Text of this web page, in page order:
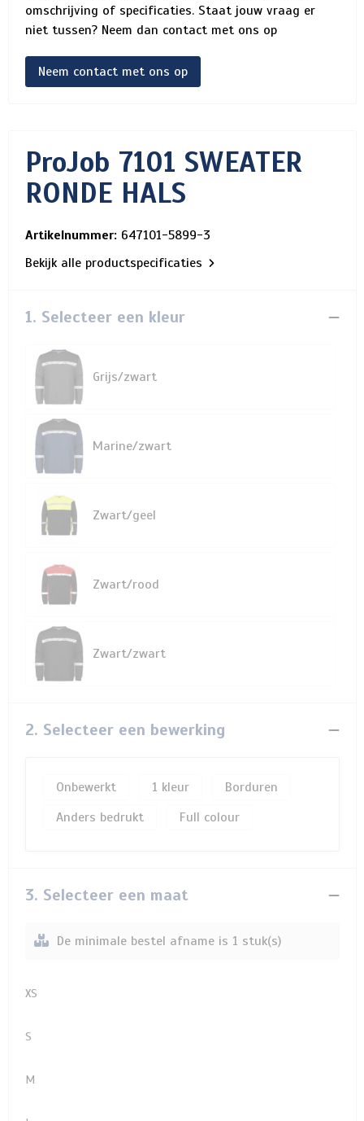
omschrijving of specificaties. Staat jouw vraag er
niet tussen? Neem dan contact met ons op
Neem contact met ons op
ProJob 7101 SWEATER
RONDE HALS
Artikelnummer: 647101-5899-3
Bekijk alle productspecificaties
1. Selecteer een kleur
Grijs/zwart
Marine/zwart
Zwart/geel
Zwart/rood
Zwart/zwart
2. Selecteer een bewerking
Onbewerkt 1
Borduren
Anders bedrukt
Full colour
3. Selecteer een maat
De minimale bestel afname is 1 stuk(s)
XS
S
M